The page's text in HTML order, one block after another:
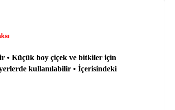
• Küçük boy çiçek ve bitkiler için
kullanılabilir • İçerisindeki